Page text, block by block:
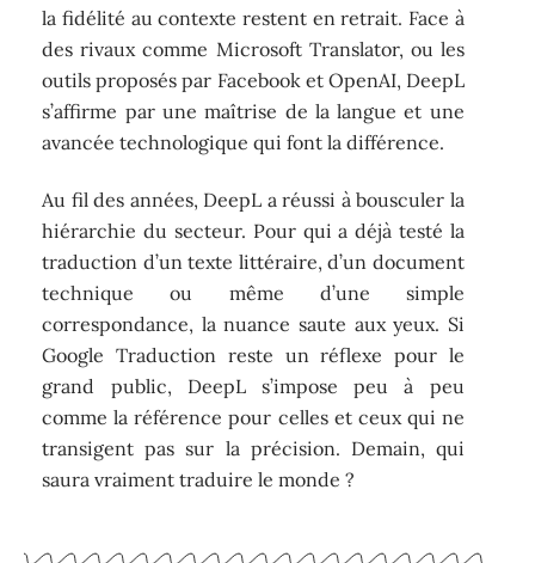
la fidélité au contexte restent en retrait. Face à
des rivaux comme Microsoft Translator, ou les
outils proposés par Facebook et OpenAI, DeepL
s’affirme par une maîtrise de la langue et une
avancée technologique qui font la différence.
Au fil des années, DeepL a réussi à bousculer la
hiérarchie du secteur. Pour qui a déjà testé la
traduction d’un texte littéraire, d’un document
technique ou même d’une simple
correspondance, la nuance saute aux yeux. Si
Google Traduction reste un réflexe pour le
grand public, DeepL s’impose peu à peu
comme la référence pour celles et ceux qui ne
transigent pas sur la précision. Demain, qui
saura vraiment traduire le monde ?